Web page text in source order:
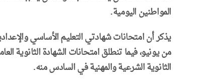
المواطنين اليومية.
يذكر أن امتحانات شهادتي التعليم الأساسي
من يونيو، فيما تنطلق امتحانات ‌‏الشهادة ‏الثانوية
الثانوية ‏الشرعية والمهنية في السادس منه‎.‎